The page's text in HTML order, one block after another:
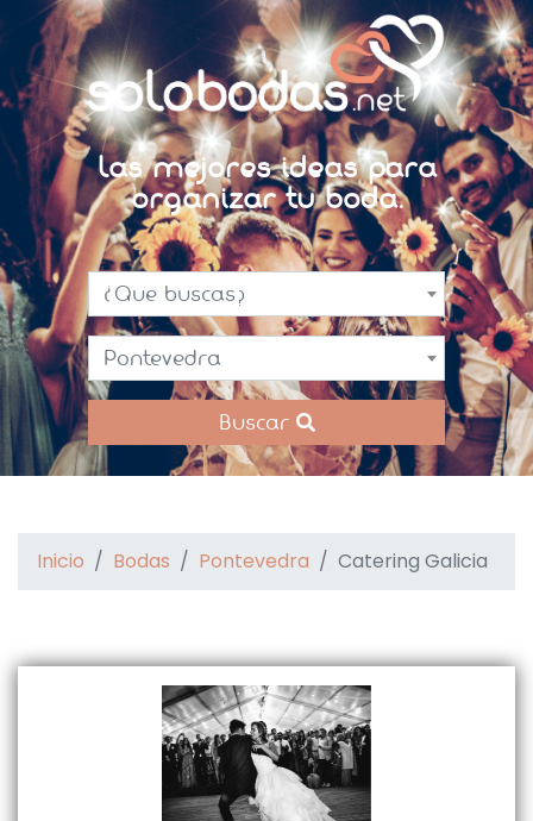
Las mejores ideas para
organizar tu boda.
¿Que buscas?
Pontevedra
Buscar
Inicio Bodas Pontevedra Catering Galicia